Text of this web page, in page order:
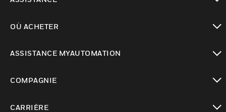
OÙ ACHETER
ASSISTANCE MYAUTOMATION
COMPAGNIE
CARRIÈRE